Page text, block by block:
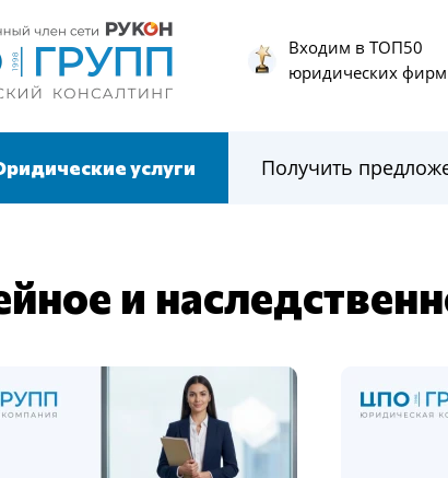
Входим в ТОП50
юридических фирм
услуги Получить
и